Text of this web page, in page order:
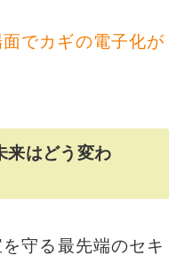
でカギの電子化が
来はどう変わ
守る最先端のセキ